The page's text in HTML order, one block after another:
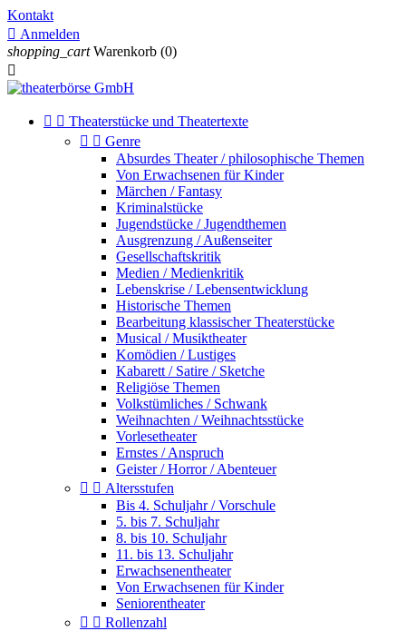
Kontakt
 Anmelden
shopping_cart Warenkorb (0)

  Theaterstücke und Theatertexte
  Genre
Absurdes Theater / philosophische Themen
Von Erwachsenen für Kinder
Märchen / Fantasy
Kriminalstücke
Jugendstücke / Jugendthemen
Ausgrenzung / Außenseiter
Gesellschaftskritik
Medien / Medienkritik
Lebenskrise / Lebensentwicklung
Historische Themen
Bearbeitung klassischer Theaterstücke
Musical / Musiktheater
Komödien / Lustiges
Kabarett / Satire / Sketche
Religiöse Themen
Volkstümliches / Schwank
Weihnachten / Weihnachtsstücke
Vorlesetheater
Ernstes / Anspruch
Geister / Horror / Abenteuer
  Altersstufen
Bis 4. Schuljahr / Vorschule
5. bis 7. Schuljahr
8. bis 10. Schuljahr
11. bis 13. Schuljahr
Erwachsenentheater
Von Erwachsenen für Kinder
Seniorentheater
  Rollenzahl